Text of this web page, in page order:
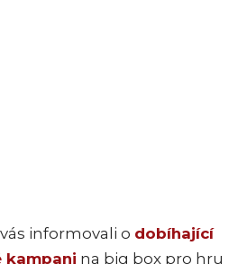
informovali o dobíhající
kampani na big box pro hru